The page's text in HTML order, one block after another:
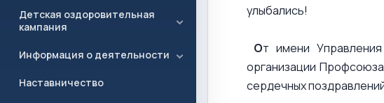
Детская оздоровительная
кампания
Информация о деятельности
Наставничество
улыбались!
От имени
организации
сердечных